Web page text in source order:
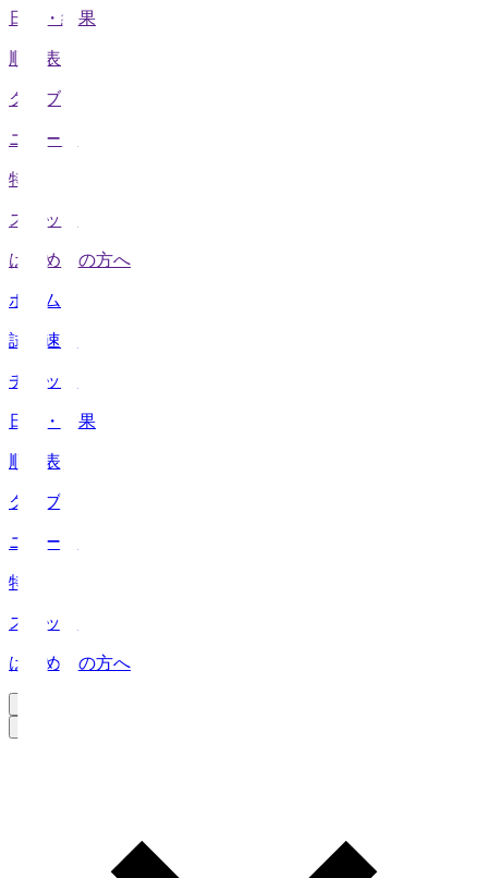
日程・結果
順位表
クラブ
ニュース
特集
スタッツ
はじめての方へ
ホーム
試合速報
チケット
日程・結果
順位表
クラブ
ニュース
特集
スタッツ
はじめての方へ